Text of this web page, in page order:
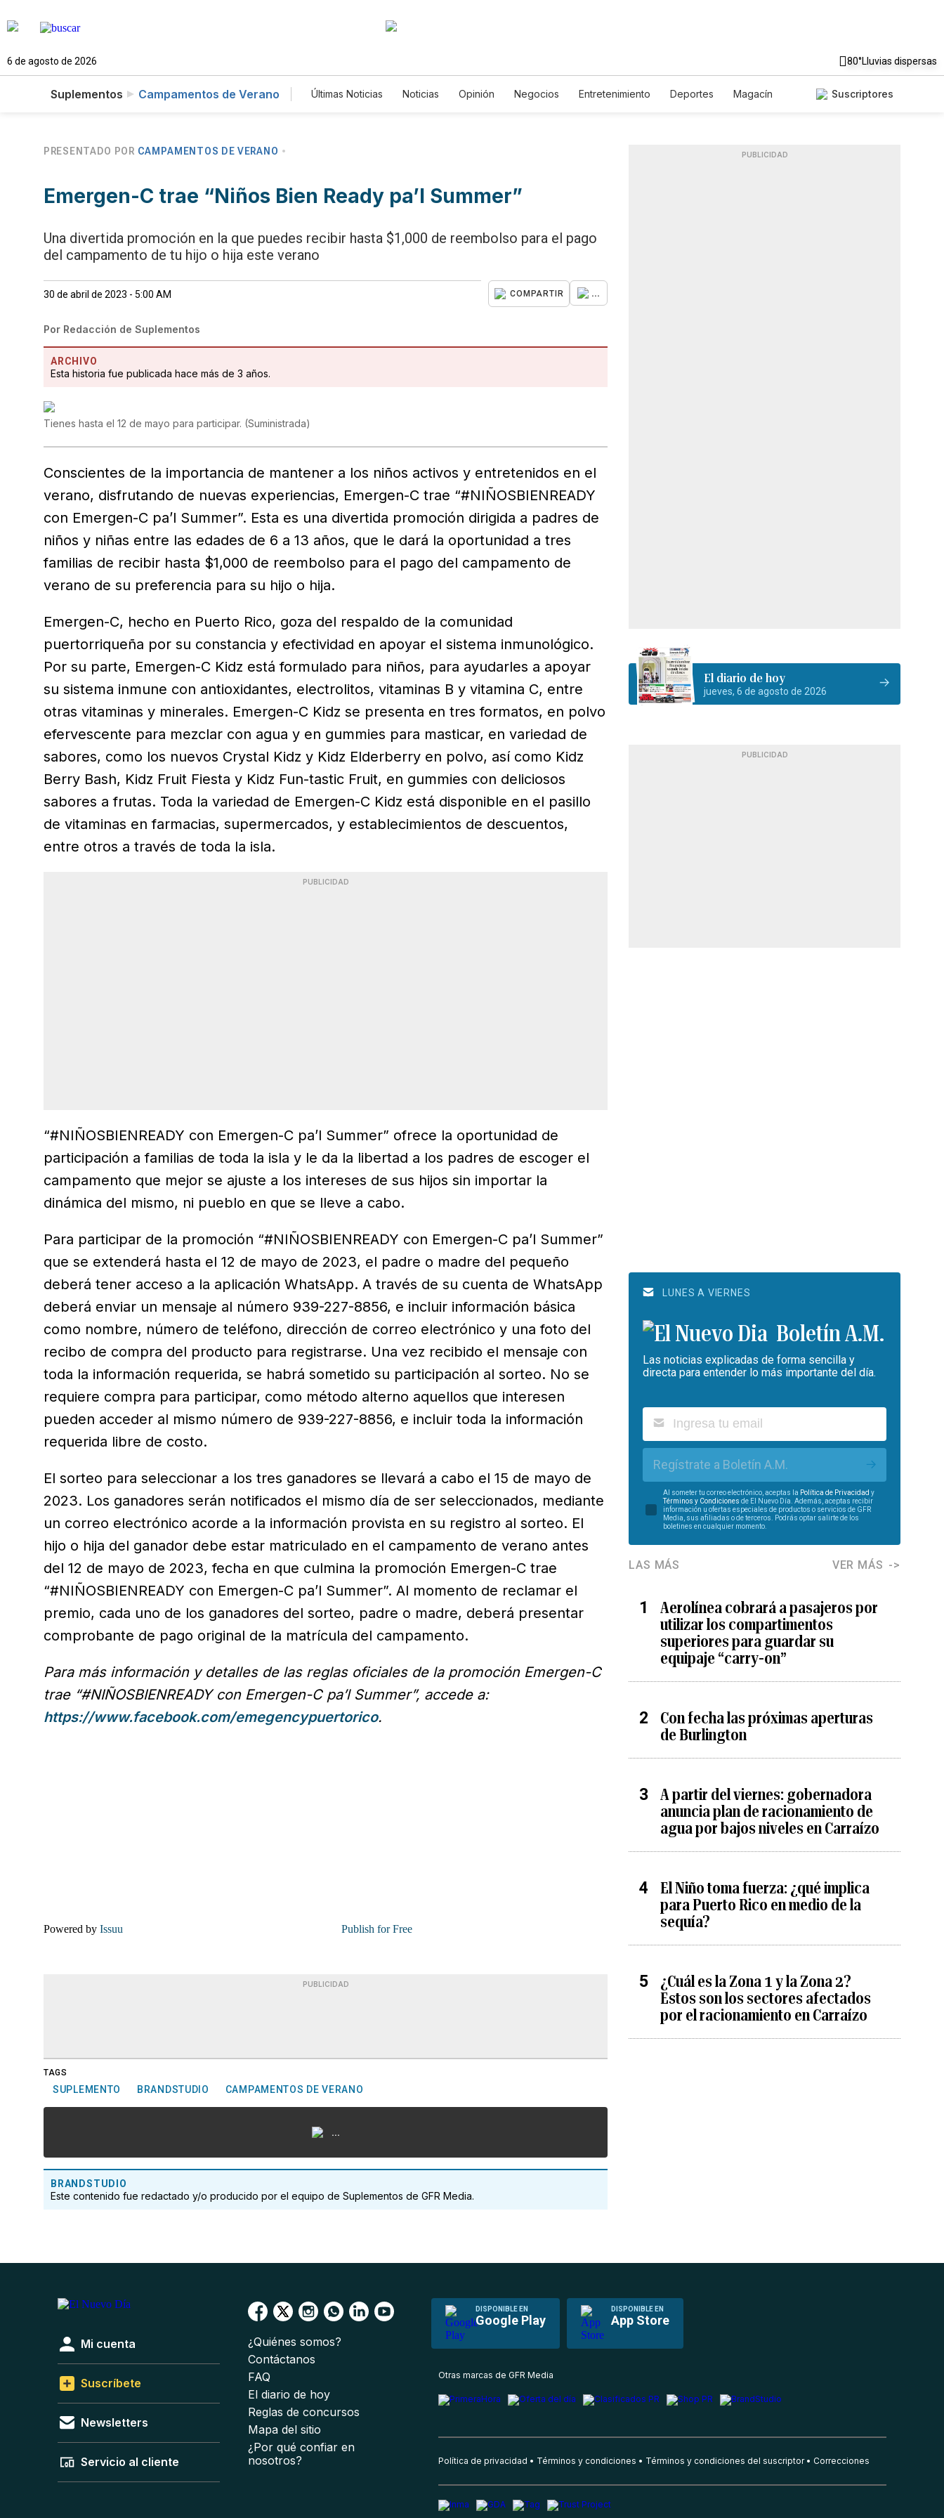
6 de agosto de 2026 80°Lluvias dispersas
Suplementos Campamentos de Verano Últimas Noticias Noticias Opinión Negocios Entretenimiento Deportes
Magacín
Suscriptores
PRESENTADO POR CAMPAMENTOS DE VERANO
Emergen-C trae “Niños Bien Ready pa’l Summer”
Una divertida promoción en la que puedes recibir hasta $1,000 de reembolso para el pago
del campamento de tu hijo o hija este verano
30 de abril de 2023 - 5:00 AM COMPARTIR ...
Por Redacción de Suplementos
ARCHIVO
Esta historia fue publicada hace más de 3 años.
Tienes hasta el 12 de mayo para participar. (Suministrada)
Conscientes de la importancia de mantener a los niños activos y entretenidos en el
verano, disfrutando de nuevas experiencias, Emergen-C trae “#NIÑOSBIENREADY
con Emergen-C pa’l Summer”. Esta es una divertida promoción dirigida a padres de
niños y niñas entre las edades de 6 a 13 años, que le dará la oportunidad a tres
familias de recibir hasta $1,000 de reembolso para el pago del campamento de
verano de su preferencia para su hijo o hija.
Emergen-C, hecho en Puerto Rico, goza del respaldo de la comunidad
puertorriqueña por su constancia y efectividad en apoyar el sistema inmunológico.
Por su parte, Emergen-C Kidz está formulado para niños, para ayudarles a apoyar
su sistema inmune con antioxidantes, electrolitos, vitaminas B y vitamina C, entre
otras vitaminas y minerales. Emergen-C Kidz se presenta en tres formatos, en polvo
efervescente para mezclar con agua y en gummies para masticar, en variedad de
sabores, como los nuevos Crystal Kidz y Kidz Elderberry en polvo, así como Kidz
Berry Bash, Kidz Fruit Fiesta y Kidz Fun-tastic Fruit, en gummies con deliciosos
sabores a frutas. Toda la variedad de Emergen-C Kidz está disponible en el pasillo
de vitaminas en farmacias, supermercados, y establecimientos de descuentos,
entre otros a través de toda la isla.
PUBLICIDAD
“#NIÑOSBIENREADY con Emergen-C pa’l Summer” ofrece la oportunidad de
participación a familias de toda la isla y le da la libertad a los padres de escoger el
campamento que mejor se ajuste a los intereses de sus hijos sin importar la
dinámica del mismo, ni pueblo en que se lleve a cabo.
Para participar de la promoción “#NIÑOSBIENREADY con Emergen-C pa’l Summer”
que se extenderá hasta el 12 de mayo de 2023, el padre o madre del pequeño
deberá tener acceso a la aplicación WhatsApp. A través de su cuenta de WhatsApp
deberá enviar un mensaje al número 939-227-8856, e incluir información básica
como nombre, número de teléfono, dirección de correo electrónico y una foto del
recibo de compra del producto para registrarse. Una vez recibido el mensaje con
toda la información requerida, se habrá sometido su participación al sorteo. No se
requiere compra para participar, como método alterno aquellos que interesen
pueden acceder al mismo número de 939-227-8856, e incluir toda la información
requerida libre de costo.
El sorteo para seleccionar a los tres ganadores se llevará a cabo el 15 de mayo de
2023. Los ganadores serán notificados el mismo día de ser seleccionados, mediante
un correo electrónico acorde a la información provista en su registro al sorteo. El
hijo o hija del ganador debe estar matriculado en el campamento de verano antes
del 12 de mayo de 2023, fecha en que culmina la promoción Emergen-C trae
“#NIÑOSBIENREADY con Emergen-C pa’l Summer”. Al momento de reclamar el
premio, cada uno de los ganadores del sorteo, padre o madre, deberá presentar
comprobante de pago original de la matrícula del campamento.
Para más información y detalles de las reglas oficiales de la promoción Emergen-C
trae “#NIÑOSBIENREADY con Emergen-C pa’l Summer”, accede a:
https://www.facebook.com/emegencypuertorico.
Powered byIssuu Publish for Free
PUBLICIDAD
TAGS
SUPLEMENTO BRANDSTUDIO CAMPAMENTOS DE VERANO
...
BRANDSTUDIO
Este contenido fue redactado y/o producido por el equipo de Suplementos de GFR Media.
PUBLICIDAD
El diario de hoy
jueves, 6 de agosto de 2026
PUBLICIDAD
LUNES A VIERNES
Boletín A.M.
Las noticias explicadas de forma sencilla y
directa para entender lo más importante del día.
Regístrate a Boletín A.M.
Al someter tu correo electrónico, aceptas la Política de Privacidad y
Términos y Condiciones de El Nuevo Día. Además, aceptas recibir
información u ofertas especiales de productos o servicios de GFR
Media, sus afiliadas o de terceros. Podrás optar salirte de los
boletines en cualquier momento.
LAS MÁS VER MÁS
Aerolínea cobrará a pasajeros por
utilizar los compartimentos
superiores para guardar su
equipaje “carry-on”
Con fecha las próximas aperturas
de Burlington
A partir del viernes: gobernadora
anuncia plan de racionamiento de
agua por bajos niveles en Carraízo
El Niño toma fuerza: ¿qué implica
para Puerto Rico en medio de la
sequía?
¿Cuál es la Zona 1 y la Zona 2?
Estos son los sectores afectados
por el racionamiento en Carraízo
DISPONIBLE EN
Google Play
DISPONIBLE EN
App Store
Mi cuenta
Suscríbete
Newsletters
Servicio al cliente
¿Quiénes somos?
Contáctanos
FAQ
El diario de hoy
Reglas de concursos
Mapa del sitio
¿Por qué confiar en
nosotros?
Otras marcas de GFR Media
Política de privacidad Términos y condiciones Términos y condiciones del suscriptor Correcciones